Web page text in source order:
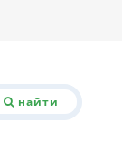
найти